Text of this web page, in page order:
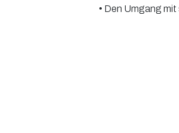
• Den Umgang